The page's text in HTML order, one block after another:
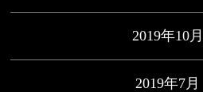
2019年10月
2019年7月